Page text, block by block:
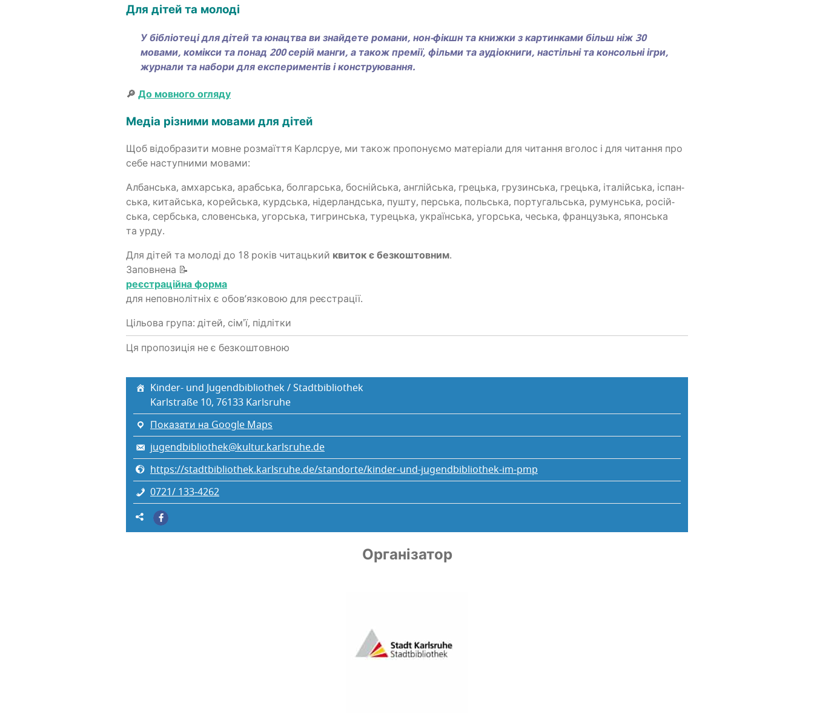
Для дітей та молоді
У бібліо­те­ці для дітей та юна­цтва ви зна­йде­те рома­ни, нон-фікшн та книж­ки з кар­тин­ка­ми більш ніж 30
мова­ми, комі­кси та понад 200 серій ман­ги, а також пре­мії, філь­ми та аудіо­кни­ги, настіль­ні та кон­соль­ні ігри,
жур­на­ли та набо­ри для екс­пе­ри­мен­тів і конструювання.
🔎 До мов­но­го огляду
Медіа різни­ми мова­ми для дітей
Щоб від­обра­зи­ти мов­не роз­ма­ї­т­тя Карл­сруе, ми також про­по­ну­є­мо мате­рі­а­ли для чита­н­ня вго­лос і для чита­н­ня про
себе насту­пни­ми мовами:
Албан­ська, амхар­ська, араб­ська, бол­гар­ська, босній­ська, англій­ська, гре­цька, гру­зин­ська, гре­цька, іта­лій­ська, іспан­
ська, китай­ська, корей­ська, курд­ська, нідер­ланд­ська, пушту, пер­ська, поль­ська, пор­ту­галь­ська, румун­ська, росій­
ська, серб­ська, сло­вен­ська, угор­ська, тигрин­ська, туре­цька, укра­їн­ська, угор­ська, чеська, фран­цузь­ка, япон­ська
та урду.
Для дітей та моло­ді до 18 років чита­цький кви­ток є без­ко­штов­ним.
Заповнена 📝
реє­стра­цій­на форма
для непов­но­лі­тніх є обо­в’яз­ко­вою для реєстрації.
Цільова група: дітей, сім'ї, підлітки
Ця пропозиція не є безкоштовною
Kinder- und Jugendbibliothek / Stadtbibliothek
Karlstraße 10, 76133 Karlsruhe
Показати на Google Maps
jugendbibliothek@kultur.karlsruhe.de
https://stadtbibliothek.karlsruhe.de/standorte/kinder-und-jugendbibliothek-im-pmp
0721/ 133‑4262
Організатор